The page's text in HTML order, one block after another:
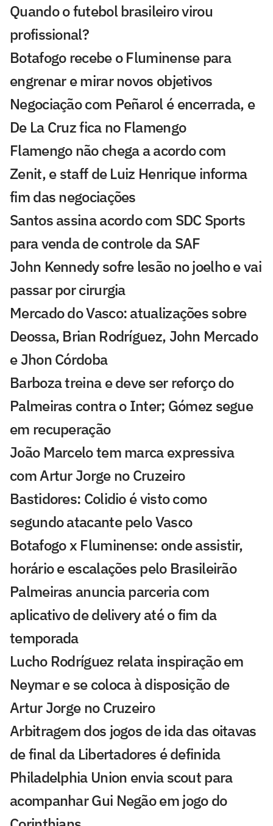
Quando o futebol brasileiro virou
profissional?
Botafogo recebe o Fluminense para
engrenar e mirar novos objetivos
Negociação com Peñarol é encerrada, e
De La Cruz fica no Flamengo
Flamengo não chega a acordo com
Zenit, e staff de Luiz Henrique informa
fim das negociações
Santos assina acordo com SDC Sports
para venda de controle da SAF
John Kennedy sofre lesão no joelho e vai
passar por cirurgia
Mercado do Vasco: atualizações sobre
Deossa, Brian Rodríguez, John Mercado
e Jhon Córdoba
Barboza treina e deve ser reforço do
Palmeiras contra o Inter; Gómez segue
em recuperação
João Marcelo tem marca expressiva
com Artur Jorge no Cruzeiro
Bastidores: Colidio é visto como
segundo atacante pelo Vasco
Botafogo x Fluminense: onde assistir,
horário e escalações pelo Brasileirão
Palmeiras anuncia parceria com
aplicativo de delivery até o fim da
temporada
Lucho Rodríguez relata inspiração em
Neymar e se coloca à disposição de
Artur Jorge no Cruzeiro
Arbitragem dos jogos de ida das oitavas
de final da Libertadores é definida
Philadelphia Union envia scout para
acompanhar Gui Negão em jogo do